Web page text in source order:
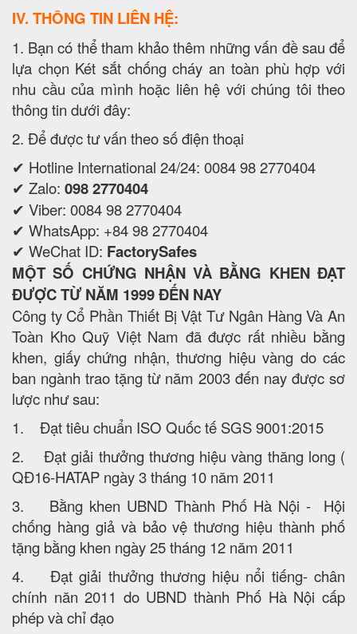
IV. THÔNG TIN LIÊN HỆ:
1. Bạn có thể tham khảo thêm những vấn đề sau để
lựa chọn Két sắt chống cháy an toàn phù hợp với
nhu cầu của mình hoặc liên hệ với chúng tôi theo
thông tin dưới đây:
2. Để được tư vấn theo số điện thoại
✔ Hotline International 24/24: 0084 98 2770404
✔ Zalo: 098 2770404
✔ Viber: 0084 98 2770404
✔ WhatsApp: +84 98 2770404
✔ WeChat ID: FactorySafes
MỘT SỐ CHỨNG NHẬN VÀ BẰNG KHEN ĐẠT
ĐƯỢC TỪ NĂM 1999 ĐẾN NAY
Công ty Cổ Phần Thiết Bị Vật Tư Ngân Hàng Và An
Toàn Kho Quỹ Việt Nam đã được rất nhiều bằng
khen, giấy chứng nhận, thương hiệu vàng do các
ban ngành trao tặng từ năm 2003 đến nay được sơ
lược như sau:
1. Đạt tiêu chuẩn ISO Quốc tế SGS 9001:2015
2. Đạt giải thưởng thương hiệu vàng thăng long (
QĐ16-HATAP ngày 3 tháng 10 năm 2011
3. Bằng khen UBND Thành Phố Hà Nội - Hội
chống hàng giả và bảo vệ thương hiệu thành phố
tặng bằng khen ngày 25 tháng 12 năm 2011
4. Đạt giải thưởng thương hiệu nổi tiếng- chân
chính năn 2011 do UBND thành Phố Hà Nội cấp
phép và chỉ đạo